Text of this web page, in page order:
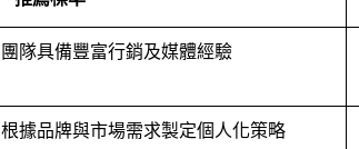
團隊具備豐富行銷及媒體經驗
根據品牌與市場需求製定個人化策略